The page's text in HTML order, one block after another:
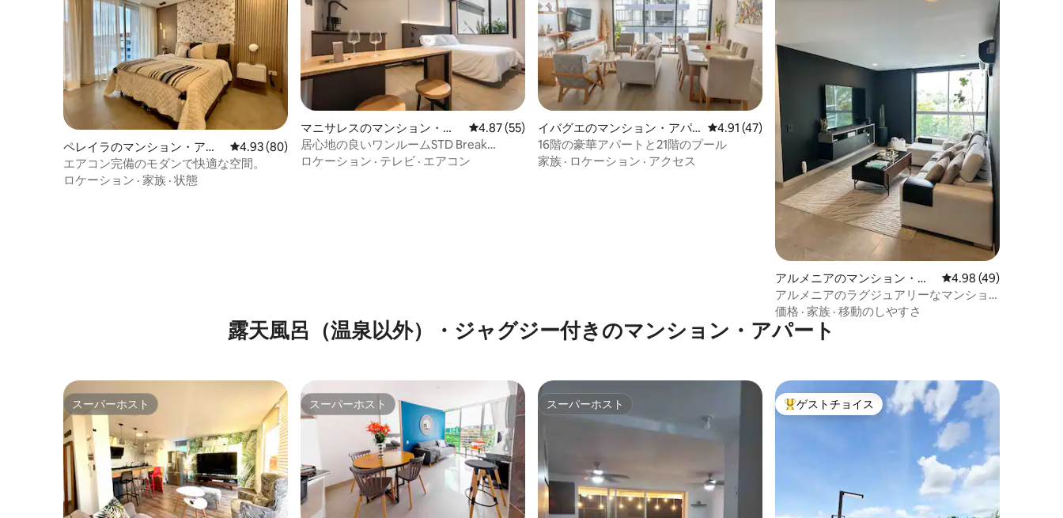
ペレイラのマンション・アパ
ート
レビュー80件、5つ星中4.93つ星の平均評価
4.93 (80)
エアコン完備のモダンで快適な空間。
ロケーション · 家族 · 状態
マニサレスのマンション・ア
パート
レビュー55件、5つ星中4.87つ星の平均評価
4.87 (55)
居心地の良いワンルームSTD Break
Studios Manizales。
ロケーション · テレビ · エアコン
イバグエのマンション・アパ
ート
レビュー47件、5つ星中4.91つ星の平均評価
4.91 (47)
16階の豪華アパートと21階のプール
家族 · ロケーション · アクセス
アルメニアのマンション・ア
パート
レビュー49件、5つ星
4.98 (49)
アルメニアのラグジュアリーなマンショ
ン・アパート
価格 · 家族 · 移動のしやすさ
露天風呂（温泉以外）・ジャグジー付きのマンション・アパート
スーパーホスト
スーパーホスト スーパーホスト
スーパーホスト スーパーホスト
スーパーホスト 大好評のゲストチョイスです。
ゲストチョイス